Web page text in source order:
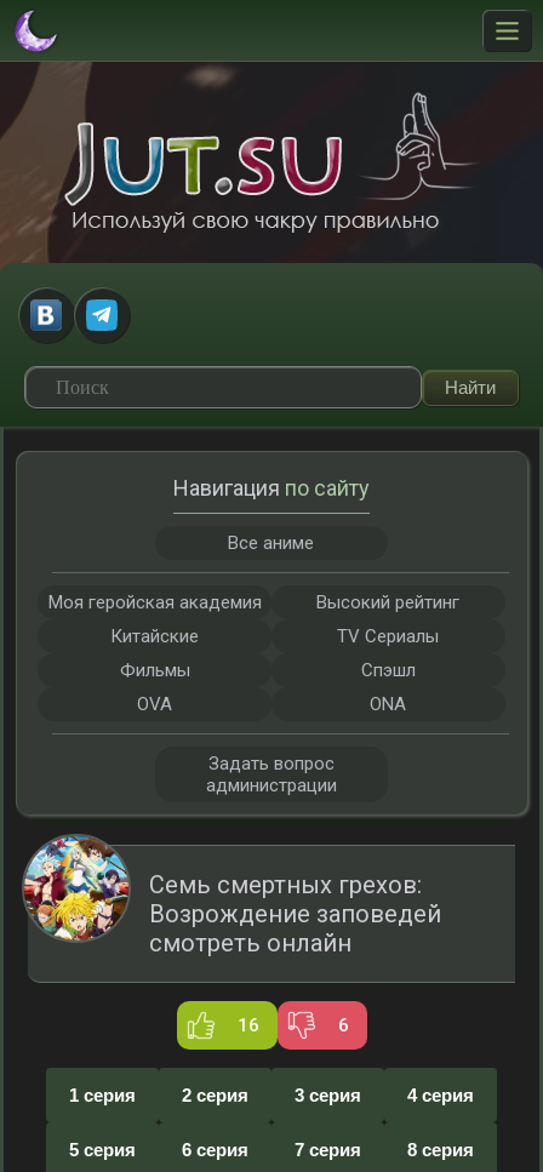
Семь смертных грехов:
Возрождение заповедей
смотреть онлайн
16 6
1 серия 2 серия 3 серия 4 серия
5 серия 6 серия 7 серия 8 серия
Навигация по сайту
Все аниме
Моя геройская академия
Высокий рейтинг
Китайские
TV Сериалы
Фильмы
Спэшл
OVA
ONA
Задать вопрос
администрации